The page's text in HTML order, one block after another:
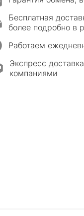
Бесплатная
более подробно в
Работаем
Экспресс
компаниями